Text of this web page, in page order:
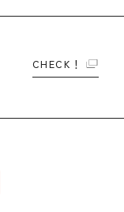
CHECK！